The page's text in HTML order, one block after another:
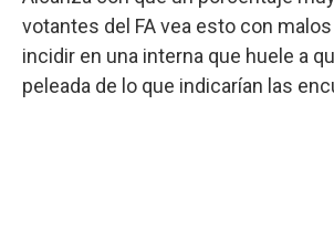
votantes del FA vea esto con
incidir en una interna que huele a
peleada de lo que indicarían las